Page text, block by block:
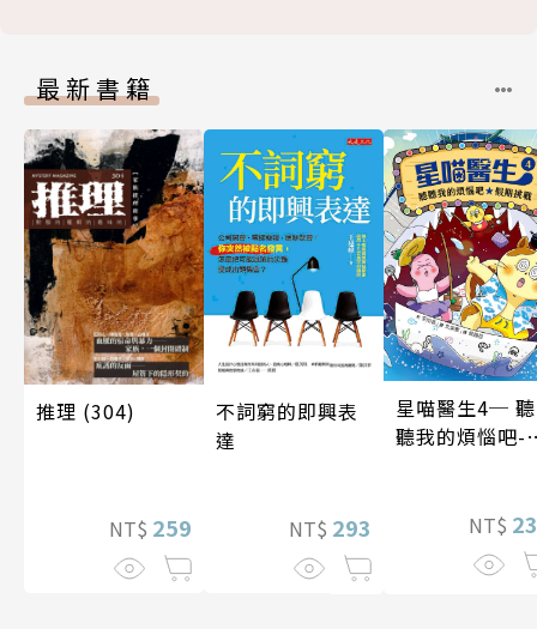
最新書籍
推理 (304)
NT$ 259
不詞窮的即興表
達
NT$ 293
星喵醫生4─ 聽
聽我的煩惱吧-
NT$